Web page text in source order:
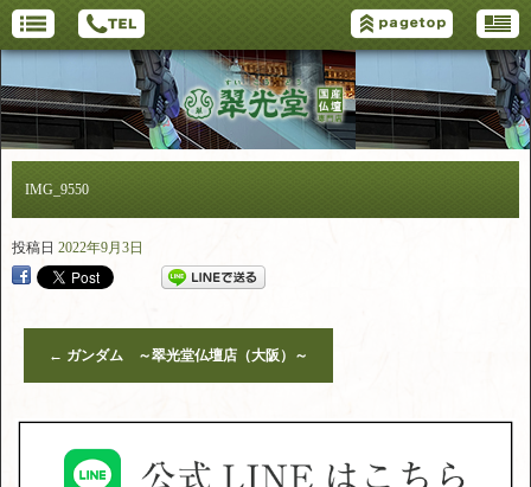
IMG_9550
投稿日 2022年9月3日
← ガンダム ～翠光堂仏壇店（大阪）～